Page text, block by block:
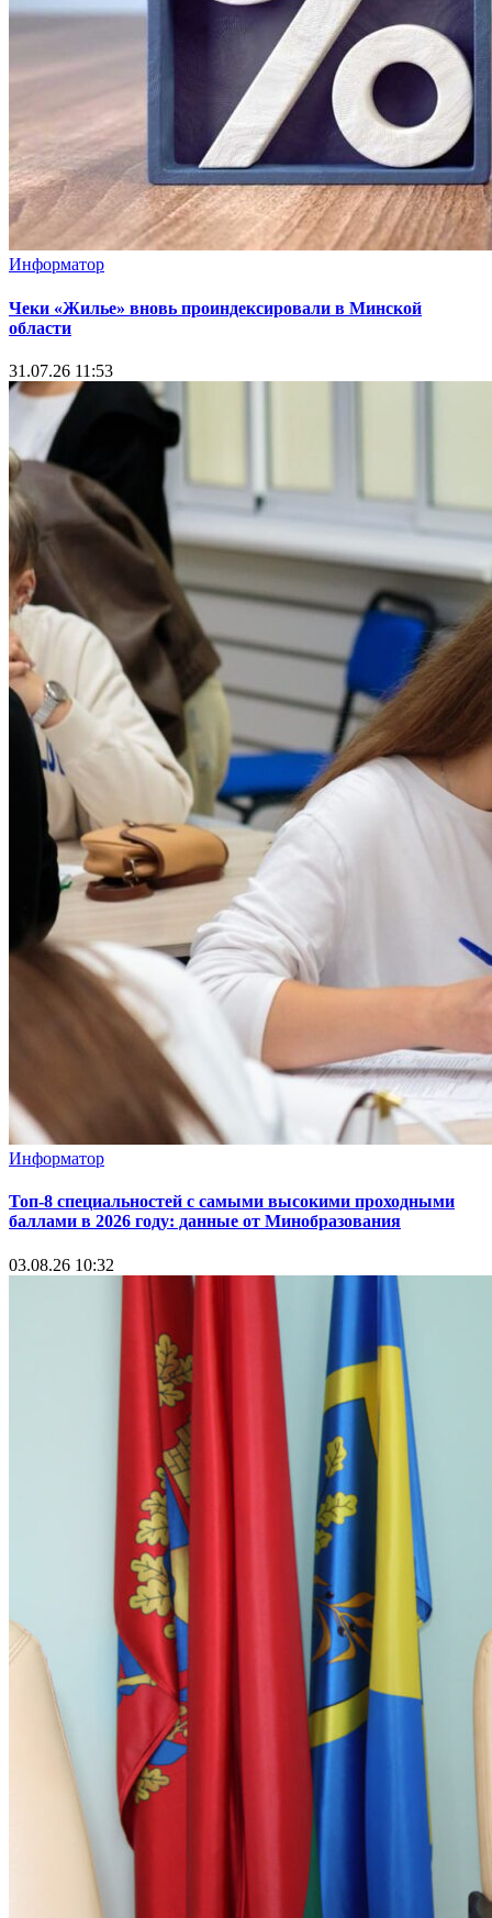
Информатор
Чеки «Жилье» вновь проиндексировали в Минской
области
31.07.26 11:53
Информатор
Топ-8 специальностей с самыми высокими проходными
баллами в 2026 году: данные от Минобразования
03.08.26 10:32